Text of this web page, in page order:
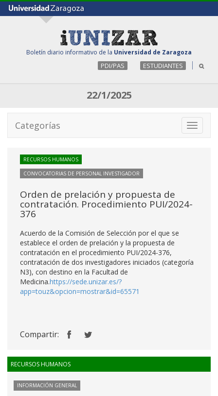
Boletín diario informativo de la Universidad de Zaragoza
PDI/PAS ESTUDIANTES
22/1/2025
Toggle
Categorías
RECURSOS HUMANOS
CONVOCATORIAS DE PERSONAL INVESTIGADOR
Orden de prelación y propuesta de
contratación. Procedimiento PUI/2024-
376
Acuerdo de la Comisión de Selección por el que se
establece el orden de prelación y la propuesta de
contratación en el procedimiento PUI/2024-376,
contratación de dos investigadores iniciados (categoría
N3), con destino en la Facultad de
Medicina.https://sede.unizar.es/?
app=touz&opcion=mostrar&id=65571
Compartir:
RECURSOS HUMANOS
INFORMACIÓN GENERAL